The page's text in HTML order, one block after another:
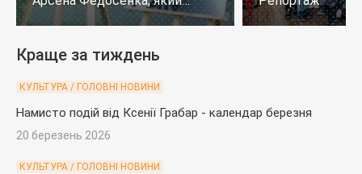
загинув на війні
Краще за тиждень
КУЛЬТУРА / ГОЛОВНІ НОВИНИ
Намисто подій від Ксенії Грабар - календар березня
20 березень 2026
КУЛЬТУРА / ГОЛОВНІ НОВИНИ